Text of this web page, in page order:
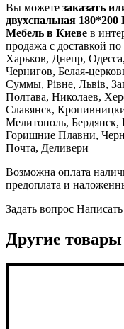
Вы можете заказать
двухспальная
Мебель в Киеве в
продажа с доставкой
Харьков, Днепр,
Чернигов, Белая-
Суммы, Рівне, Львів,
Полтава, Николаев,
Славянск,
Мелитополь, Бердянск,
Горишние Плавни,
Почта, Деливери
Возможна оплата
предоплата и
Задать вопрос
Другие